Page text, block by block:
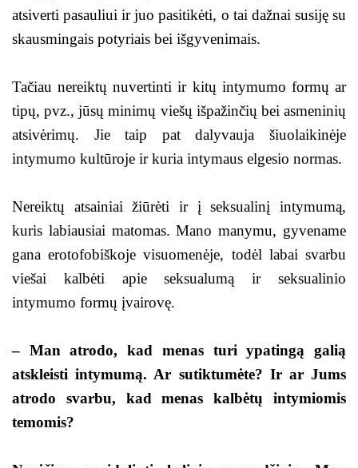
atsiverti pasauliui ir juo pasitikėti, o tai dažnai susiję su
skausmingais potyriais bei išgyvenimais.
Tačiau nereiktų nuvertinti ir kitų intymumo formų ar
tipų, pvz., jūsų minimų viešų išpažinčių bei asmeninių
atsivėrimų. Jie taip pat dalyvauja šiuolaikinėje
intymumo kultūroje ir kuria intymaus elgesio normas.
Nereiktų atsainiai žiūrėti ir į seksualinį intymumą,
kuris labiausiai matomas. Mano manymu, gyvename
gana erotofobiškoje visuomenėje, todėl labai svarbu
viešai kalbėti apie seksualumą ir seksualinio
intymumo formų įvairovę.
– Man atrodo, kad menas turi ypatingą galią
atskleisti intymumą. Ar sutiktumėte? Ir ar Jums
atrodo svarbu, kad menas kalbėtų intymiomis
temomis?